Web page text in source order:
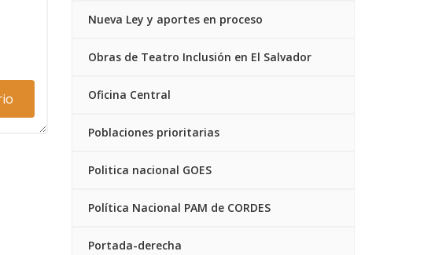
Nueva Ley y aportes en proceso
Obras de Teatro Inclusión en El Salvador
Oficina Central
Poblaciones prioritarias
Politica nacional GOES
Política Nacional PAM de CORDES
Portada-derecha